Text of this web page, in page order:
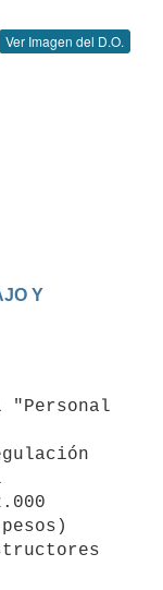
Ver Imagen del D.O.
Y
"Personal